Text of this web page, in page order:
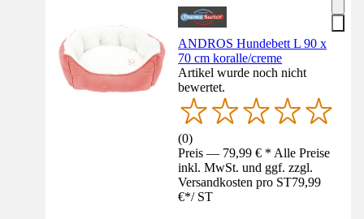
ANDROS Hundebett L 90 x
70 cm koralle/creme
Artikel wurde noch nicht
bewertet.
(0)
Preis — 79,99 € * Alle Preise
inkl. MwSt. und ggf. zzgl.
Versandkosten pro ST79,99
€*/ ST